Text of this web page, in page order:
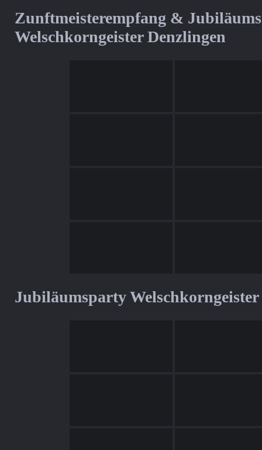
Zunftmeisterempfang &
Welschkorngeister Denzlingen
Jubiläumsparty